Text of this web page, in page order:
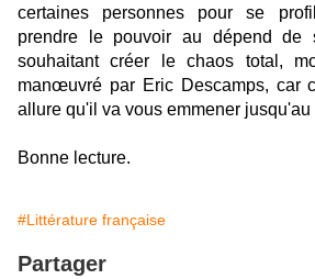
certaines personnes pour se
prendre le pouvoir au dépend de
souhaitant créer le chaos total,
manœuvré par Eric Descamps, car
allure qu'il va vous emmener jusqu'au
Bonne lecture.
#Littérature française
Partager